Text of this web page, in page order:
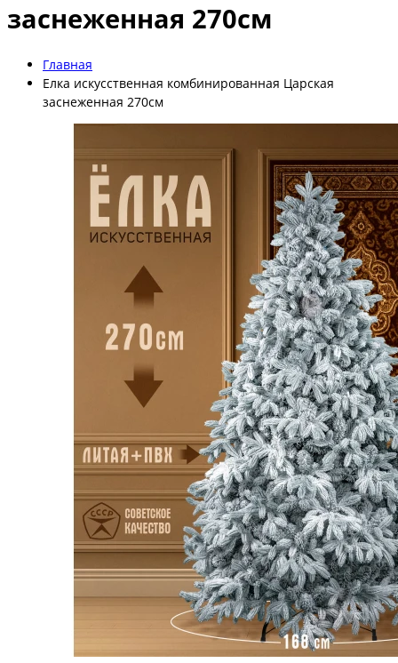
заснеженная 270см
Главная
Елка искусственная комбинированная Царская
заснеженная 270см